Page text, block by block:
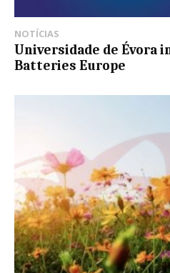
NOTÍCIAS
Universidade de Évora
Batteries Europe